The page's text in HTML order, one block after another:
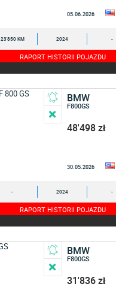
05.06.2026
23'850 KM 2024 -
RAPORT HISTORII POJAZDU
BMW
F800GS
48'498 zł
30.05.2026
- 2024 -
RAPORT HISTORII POJAZDU
BMW
F800GS
31'836 zł